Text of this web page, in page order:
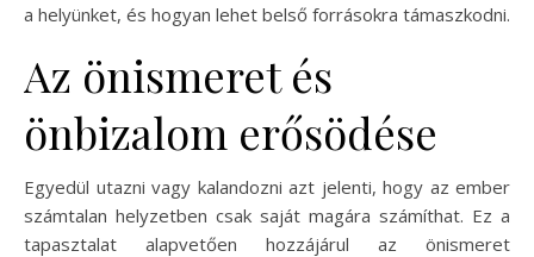
a helyünket, és hogyan lehet belső forrásokra támaszkodni.
Az önismeret és
önbizalom erősödése
Egyedül utazni vagy kalandozni azt jelenti, hogy az ember
számtalan helyzetben csak saját magára számíthat. Ez a
tapasztalat alapvetően hozzájárul az önismeret